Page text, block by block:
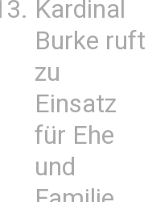
Kardinal
Burke ruft
zu
Einsatz
für Ehe
und